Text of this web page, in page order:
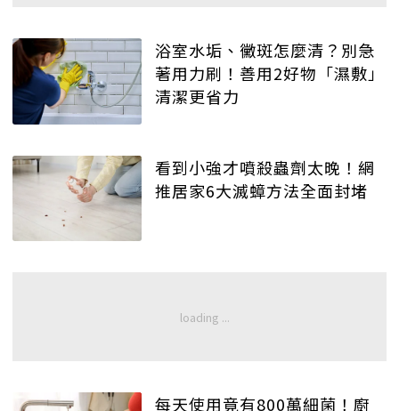
浴室水垢、黴斑怎麼清？別急
著用力刷！善用2好物「濕敷」
清潔更省力
看到小強才噴殺蟲劑太晚！網
推居家6大滅蟑方法全面封堵
每天使用竟有800萬細菌！廚